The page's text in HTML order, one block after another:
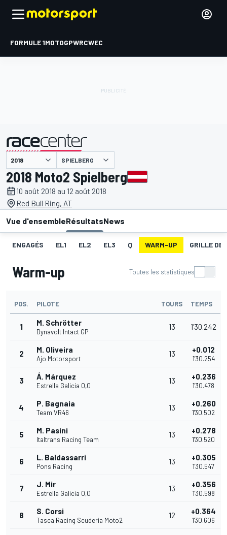
FORMULE 1MOTOGPWRCWEC
présenté par SPIELBERG
2018 Moto2 Spielberg
10 août 2018 au 12 août 2018
Red Bull Ring, AT
Vue d'ensembleRésultatsNews
ENGAGÉS EL1 EL2 EL3 Q WARM-UP GRILLE DE
Warm-up Toutes les statistiques
POS. PILOTE TOURS TEMPS
1 M. Schrötter
Dynavolt Intact GP
13 1'30.242
2 M. Oliveira
Ajo Motorsport
13 +0.012
1'30.254
3 Á. Márquez
Estrella Galicia 0,0
13 +0.236
1'30.478
4 P. Bagnaia
Team VR46
13 +0.260
1'30.502
5 M. Pasini
Italtrans Racing Team
13 +0.278
1'30.520
6 L. Baldassarri
Pons Racing
13 +0.305
1'30.547
7 J. Mir
Estrella Galicia 0,0
13 +0.356
1'30.598
8 S. Corsi
Tasca Racing Scuderia Moto2
12 +0.364
1'30.606